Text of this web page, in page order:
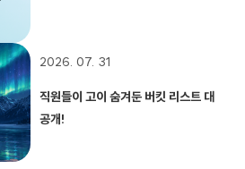
2026. 07. 31
직원들이 고이 숨겨둔 버킷 리스트 대
공개!